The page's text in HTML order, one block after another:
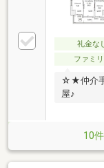
礼金な
ファミ
☆★仲介
屋♪
10